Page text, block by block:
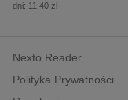
dni: 11.40 zł
Nexto Reader
Polityka Prywatności